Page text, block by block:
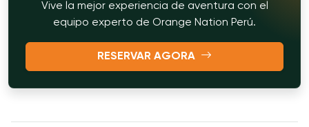
Vive la mejor experiencia de aventura con el
equipo experto de Orange Nation Perú.
RESERVAR AGORA